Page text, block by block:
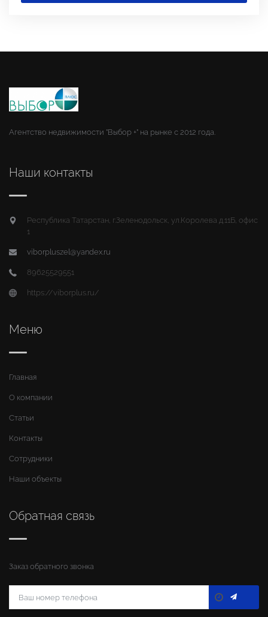
Агентство недвижимости "Выбор +" на рынке с 2012 года.
Наши контакты
Республика Татарстан, г.Зеленодольск, ул.Королева д.11Б, офис
1
viborpluszel@yandex.ru
89625529551
https://viborplus.ru/
Меню
Главная
О компании
Статьи
Контакты
Сотрудники
Наши объекты
Обратная связь
Заказ обратного звонка